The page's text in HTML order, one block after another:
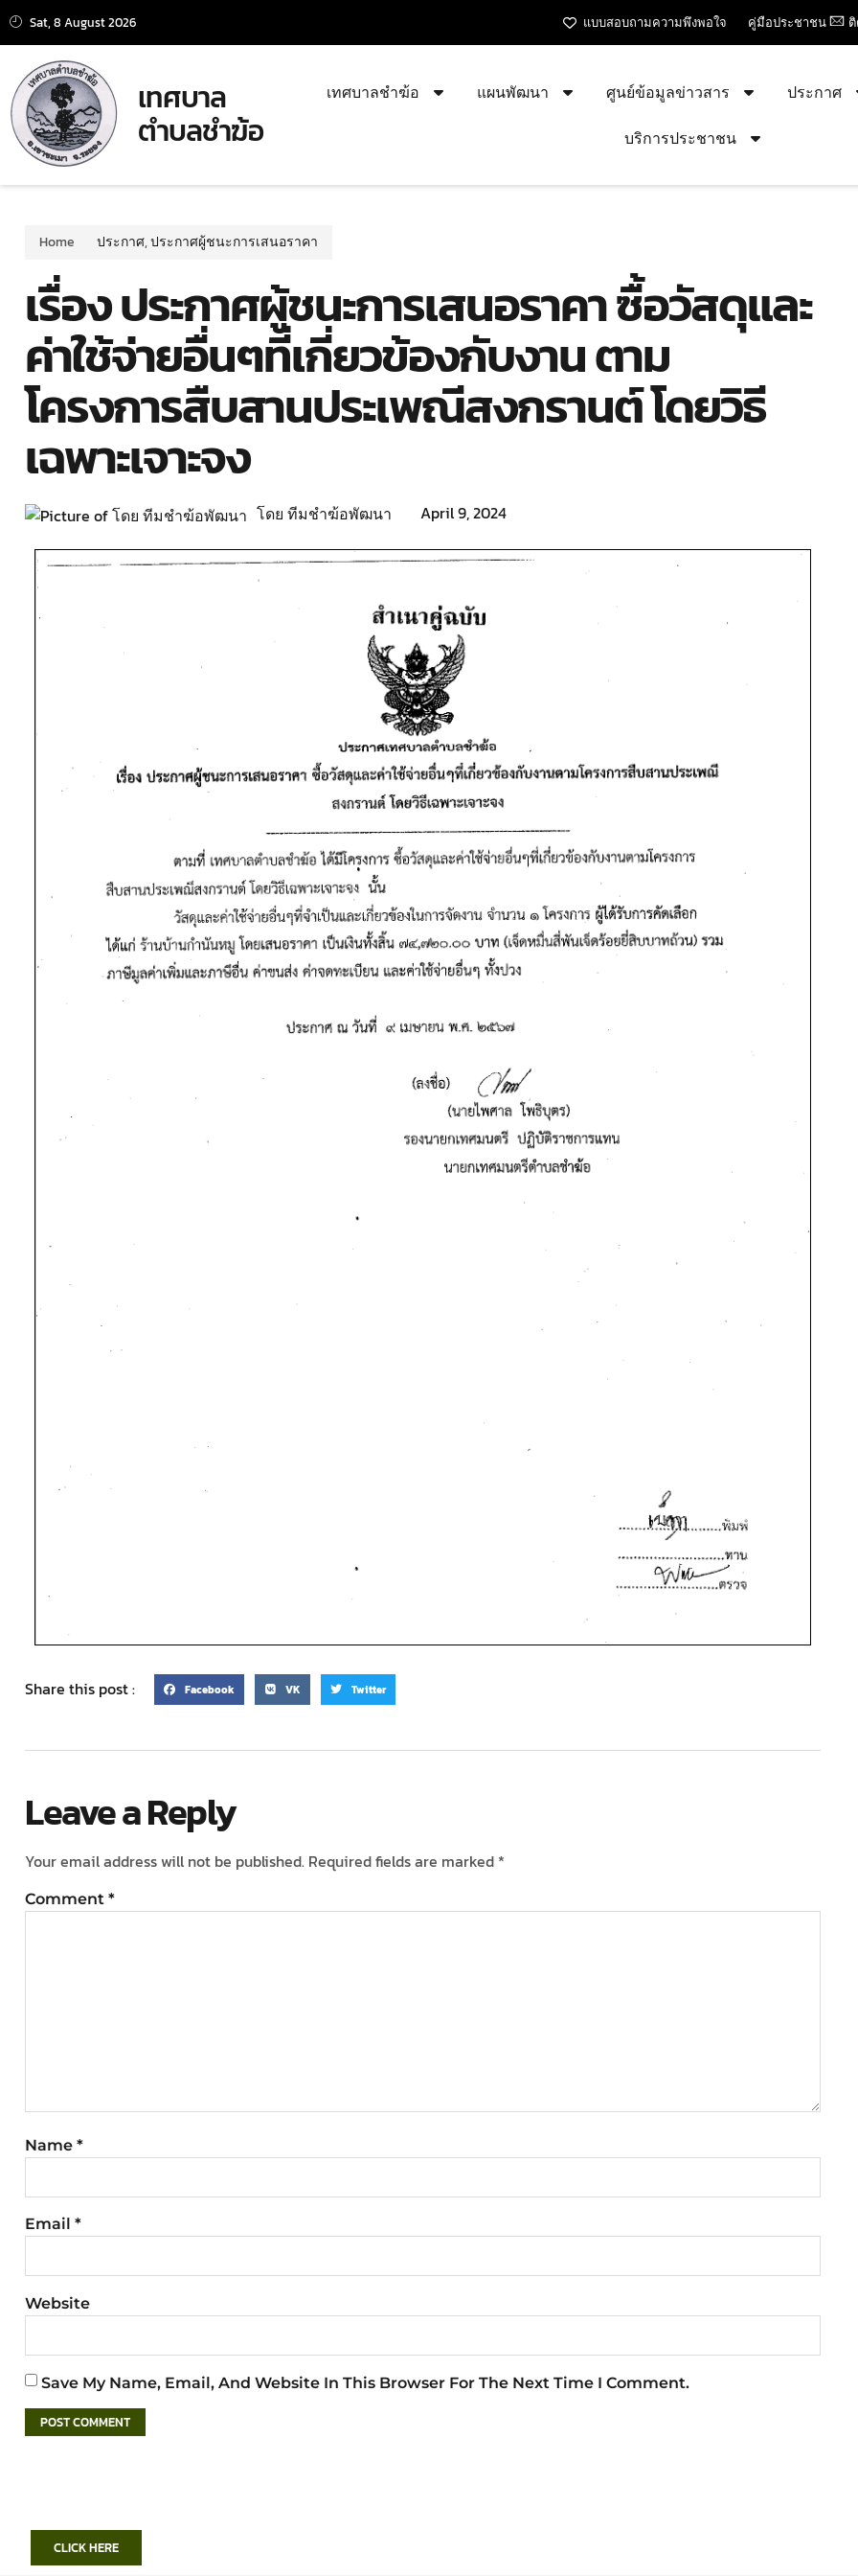
Sat, 8 August 2026 แบบสอบถามความพึงพอใจ คู่มือประชาชน
เทศบาล
ตำบลชำฆ้อ
เทศบาลชำฆ้อ แผนพัฒนา ศูนย์ข้อมูลข่าวสาร ประกาศ
บริการประชาชน
Home ประกาศ,ประกาศผู้ชนะการเสนอราคา
เรื่อง ประกาศผู้ชนะการเสนอราคา ซื้อวัสดุและ
ค่าใช้จ่ายอื่นๆที่เกี่ยวข้องกับงาน ตาม
โครงการสืบสานประเพณีสงกรานต์ โดยวิธี
เฉพาะเจาะจง
โดย ทีมชำฆ้อพัฒนา April 9, 2024
Share this post : Facebook VK Twitter
Leave a Reply
Your email address will not be published. Required fields are marked *
Comment *
Name *
Email *
Website
Save My Name, Email, And Website In This Browser For The Next Time I Comment.
CLICK HERE